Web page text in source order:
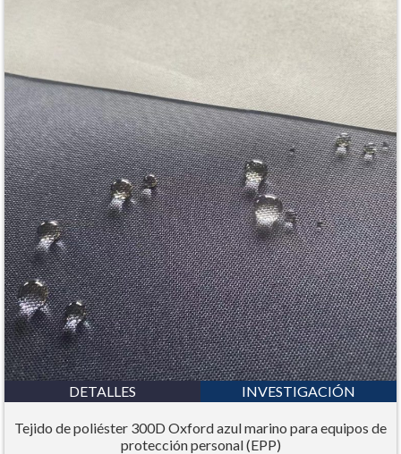
DETALLES INVESTIGACIÓN
Tejido de poliéster 300D Oxford azul marino para equipos de
protección personal (EPP)